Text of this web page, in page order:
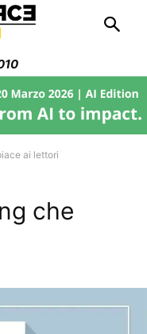
ai lettori
che